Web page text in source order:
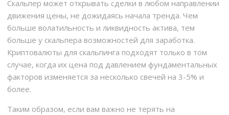
Скальпер может открывать сделки в любом направлении
движения цены, не дожидаясь начала тренда. Чем
больше волатильность и ликвидность актива, тем
больше у скальпера возможностей для заработка.
Криптовалюты для скальпинга подходят только в том
случае, когда их цена под давлением фундаментальных
факторов изменяется за несколько свечей на 3-5% и
более.
Таким образом, если вам важно не терять на